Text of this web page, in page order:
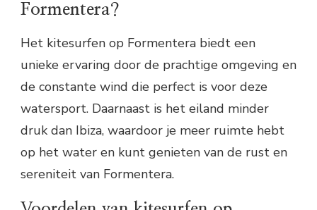
Formentera?
Het kitesurfen op Formentera biedt een
unieke ervaring door de prachtige omgeving en
de constante wind die perfect is voor deze
watersport. Daarnaast is het eiland minder
druk dan Ibiza, waardoor je meer ruimte hebt
op het water en kunt genieten van de rust en
sereniteit van Formentera.